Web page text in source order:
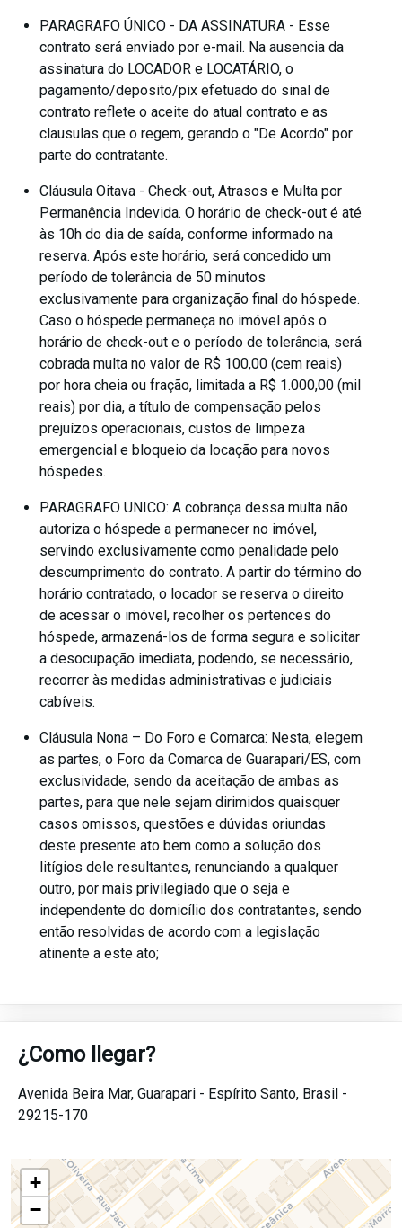
PARAGRAFO ÚNICO - DA ASSINATURA - Esse
contrato será enviado por e-mail. Na ausencia da
assinatura do LOCADOR e LOCATÁRIO, o
pagamento/deposito/pix efetuado do sinal de
contrato reflete o aceite do atual contrato e as
clausulas que o regem, gerando o "De Acordo" por
parte do contratante.
Cláusula Oitava - Check-out, Atrasos e Multa por
Permanência Indevida. O horário de check-out é até
às 10h do dia de saída, conforme informado na
reserva. Após este horário, será concedido um
período de tolerância de 50 minutos
exclusivamente para organização final do hóspede.
Caso o hóspede permaneça no imóvel após o
horário de check-out e o período de tolerância, será
cobrada multa no valor de R$ 100,00 (cem reais)
por hora cheia ou fração, limitada a R$ 1.000,00 (mil
reais) por dia, a título de compensação pelos
prejuízos operacionais, custos de limpeza
emergencial e bloqueio da locação para novos
hóspedes.
PARAGRAFO UNICO: A cobrança dessa multa não
autoriza o hóspede a permanecer no imóvel,
servindo exclusivamente como penalidade pelo
descumprimento do contrato. A partir do término do
horário contratado, o locador se reserva o direito
de acessar o imóvel, recolher os pertences do
hóspede, armazená-los de forma segura e solicitar
a desocupação imediata, podendo, se necessário,
recorrer às medidas administrativas e judiciais
cabíveis.
Cláusula Nona – Do Foro e Comarca: Nesta, elegem
as partes, o Foro da Comarca de Guarapari/ES, com
exclusividade, sendo da aceitação de ambas as
partes, para que nele sejam dirimidos quaisquer
casos omissos, questões e dúvidas oriundas
deste presente ato bem como a solução dos
litígios dele resultantes, renunciando a qualquer
outro, por mais privilegiado que o seja e
independente do domicílio dos contratantes, sendo
então resolvidas de acordo com a legislação
atinente a este ato;
¿Como llegar?
Avenida Beira Mar, Guarapari - Espírito Santo, Brasil -
29215-170
+
−